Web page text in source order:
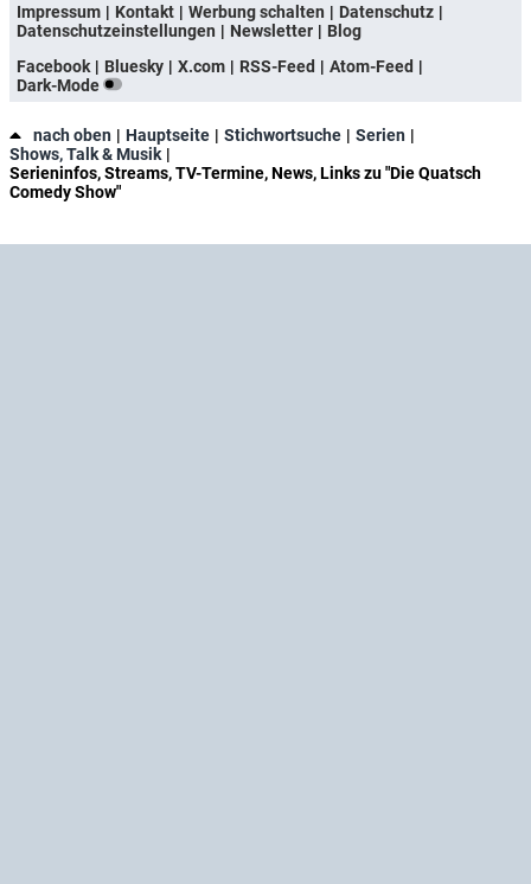
Impressum
Kontakt Werbung schalten
Datenschutz
Datenschutzeinstellungen
Newsletter
Blog
Facebook
Bluesky X.com RSS-Feed
Atom-Feed
Dark-Mode
nach oben Hauptseite Stichwortsuche
Serien
Shows, Talk & Musik
Serieninfos, Streams, TV-Termine, News, Links zu "Die Quatsch
Comedy Show"